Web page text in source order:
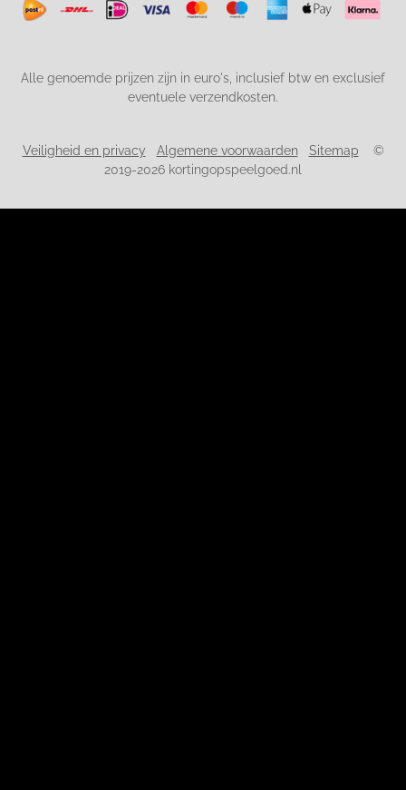
Alle genoemde prijzen zijn in euro's, inclusief btw en exclusief
eventuele verzendkosten.
Veiligheid en privacy Algemene voorwaarden Sitemap ©
2019-2026 kortingopspeelgoed.nl